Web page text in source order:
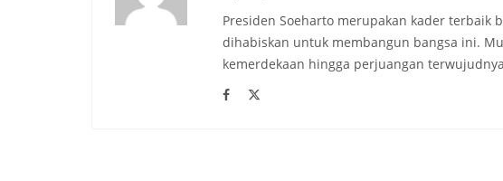
Presiden Soeharto merupakan kader terbaik
dihabiskan untuk membangun bangsa ini.
kemerdekaan hingga perjuangan